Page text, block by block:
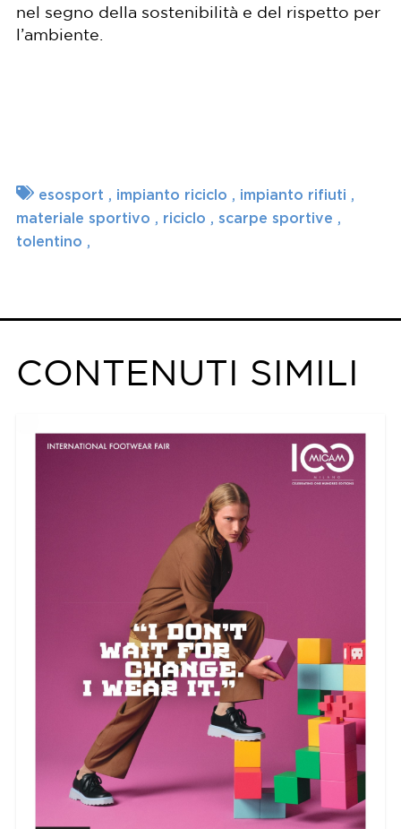
nel segno della sostenibilità e del rispetto per
l’ambiente.
esosport impianto riciclo
impianto rifiuti
materiale sportivo
riciclo
scarpe sportive
tolentino
CONTENUTI SIMILI